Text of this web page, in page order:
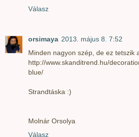
Válasz
orsimaya 2013. május 8. 7:52
Minden nagyon szép, de ez tetszik
http://www.skanditrend.hu/
blue/
Strandtáska :)
Molnár Orsolya
Válasz